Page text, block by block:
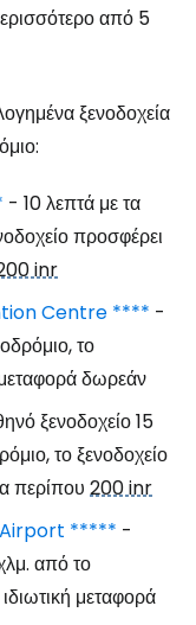
από 5
ξενοδοχεία
- 10 λεπτά με τα
προσφέρει
inr
Centre **** -
το
δωρεάν
ξενοδοχείο 15
το ξενοδοχείο
περίπου 200 inr
***** -
από το
μεταφορά